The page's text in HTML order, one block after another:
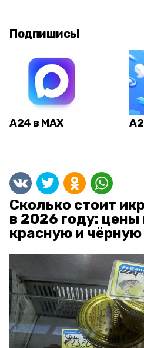
Подпишись!
А24 в MAX
Сколько стоит
в 2026 году:
красную и чёрную